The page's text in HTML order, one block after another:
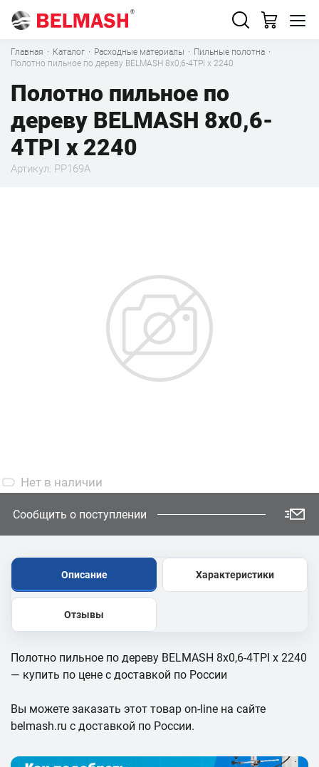
Главная · Каталог · Расходные материалы · Пильные полотна ·
Полотно пильное по дереву BELMASH 8x0,6-4TPI x 2240
Полотно пильное по
дереву BELMASH 8x0,6-
4TPI x 2240
Артикул: PP169A
Нет в наличии
Сообщить о поступлении
Описание Характеристики
Отзывы
Полотно пильное по дереву BELMASH 8x0,6-4TPI x 2240
— купить по цене с доставкой по России
Вы можете заказать этот товар on-line на сайте
belmash.ru с доставкой по России.